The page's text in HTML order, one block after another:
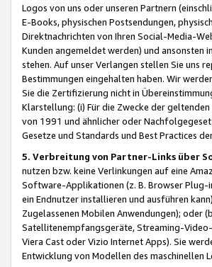
Logos von uns oder unseren Partnern
E-Books, physischen Postsendungen,
Direktnachrichten von Ihren Social-Media-
Kunden angemeldet werden) und ansonsten
stehen. Auf unser Verlangen stellen Sie uns
Bestimmungen eingehalten haben. Wir
Sie die Zertifizierung nicht in
Klarstellung: (i) Für die Zwecke der
von 1991 und ähnlicher oder
Gesetze und Standards und Best Practices
5. Verbreitung von Partner-Links über
nutzen bzw. keine Verlinkungen auf eine
Software-Applikationen (z. B. Browser Plug-
ein Endnutzer installieren und ausführen
Zugelassenen Mobilen Anwendungen); oder
Satellitenempfangsgeräte, Streaming-
Viera Cast oder Vizio Internet Apps). Sie
Entwicklung von Modellen des maschinellen